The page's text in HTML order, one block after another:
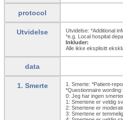
protocol
Utvidelse
Utvidelse: *Additional
*e.g. Local hospital
Inkluder:
Alle ikke eksplisitt
data
1. Smerte
1. Smerte: *Patient-
*Questionnaire
0: Jeg har ingen
1: Smertene er veldig
2: Smertene er
3: Smertene er